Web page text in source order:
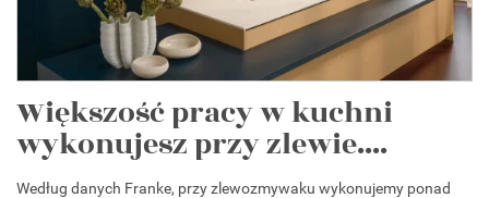
Większość pracy w kuchni
wykonujesz przy zlewie....
Według danych Franke, przy zlewozmywaku wykonujemy ponad